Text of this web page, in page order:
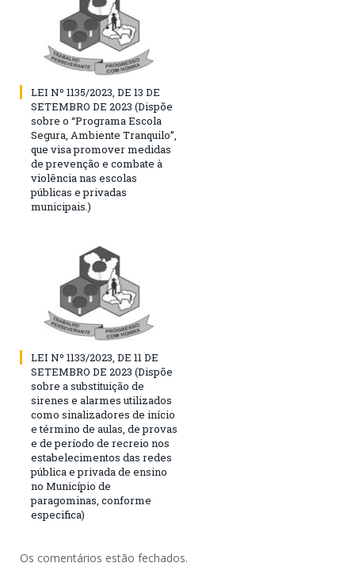
LEI Nº 1135/2023, DE 13 DE
SETEMBRO DE 2023 (Dispõe
sobre o “Programa Escola
Segura, Ambiente Tranquilo”,
que visa promover medidas
de prevenção e combate à
violência nas escolas
públicas e privadas
municipais.)
LEI Nº 1133/2023, DE 11 DE
SETEMBRO DE 2023 (Dispõe
sobre a substituição de
sirenes e alarmes utilizados
como sinalizadores de início
e término de aulas, de provas
e de período de recreio nos
estabelecimentos das redes
pública e privada de ensino
no Município de
paragominas, conforme
especifica)
Os comentários estão fechados.